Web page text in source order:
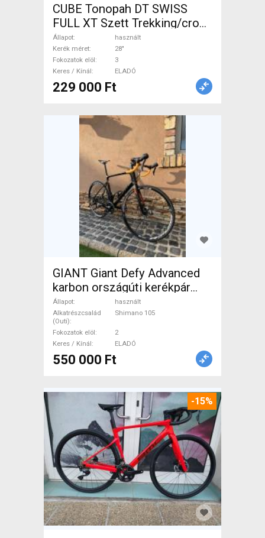
CUBE Tonopah DT SWISS
FULL XT Szett Trekking/cross
tárcsafék használt ELADÓ
Állapot
használt
Kerék méret
28"
Fokozatok elöl
3
Keres / Kínál
ELADÓ
229 000 Ft
GIANT Giant Defy Advanced
karbon országúti kerékpár
Országúti Shimano 105
tárcsafék használt ELADÓ
Állapot
használt
Alkatrészcsalád
(Outi)
Shimano 105
Fokozatok elöl
2
Keres / Kínál
ELADÓ
550 000 Ft
-15%